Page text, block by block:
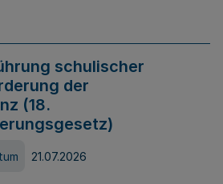
schulischer
der
(18.
21.07.2026